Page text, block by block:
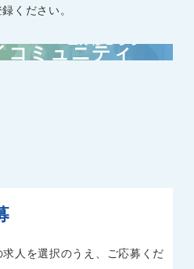
ください。
コミュニティ
人を選択のうえ、ご応募くだ